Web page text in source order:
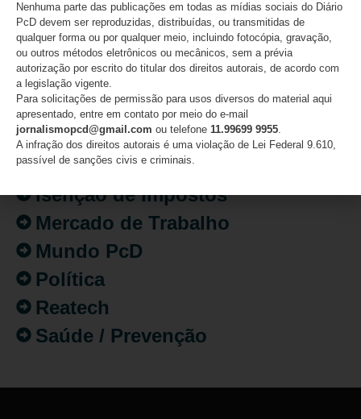
Acessibilidade
Artigo/Opinião
Atualidades
Destaques
Fatos
Inclusão
Isenção de Impostos
Mercado de Trabalho
Mundo PcD
Política
Reatech
Saúde / Prevenção
Nenhuma parte das publicações em todas as mídias sociais do Diário
PcD devem ser reproduzidas, distribuídas, ou transmitidas de
qualquer forma ou por qualquer meio, incluindo fotocópia, gravação,
ou outros métodos eletrônicos ou mecânicos, sem a prévia
autorização por escrito do titular dos direitos autorais, de acordo com
a legislação vigente.
Para solicitações de permissão para usos diversos do material aqui
apresentado, entre em contato por meio do e-mail
jornalismopcd@gmail.com ou telefone 11.99699 9955.
A infração dos direitos autorais é uma violação de Lei Federal 9.610,
passível de sanções civis e criminais.